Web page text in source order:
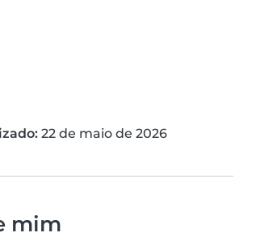
22 de maio de 2026
mim